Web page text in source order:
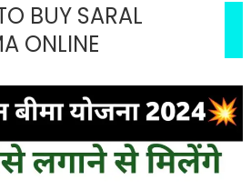
BUY SARAL
ONLINE